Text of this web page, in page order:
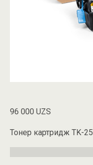
96 000 UZS
Тонер картридж TK-25